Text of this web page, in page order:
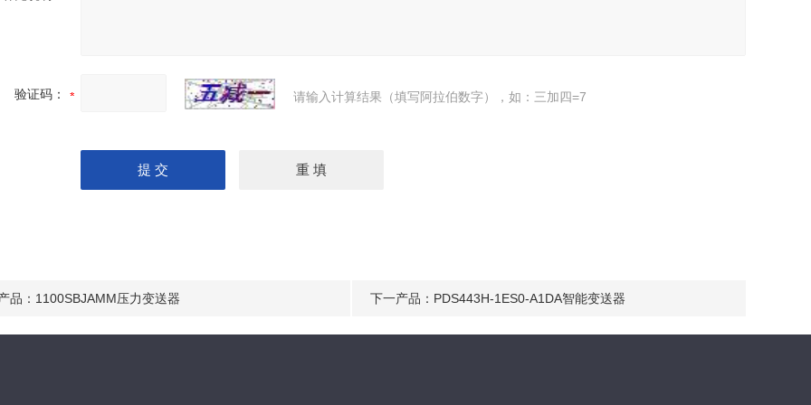
验证码： 请输入计算结果（填写阿拉伯数字），如：三加四=7
品： 1100SBJAMM压力变送器 下一产品： PDS443H-1ES0-A1DA智能变送器